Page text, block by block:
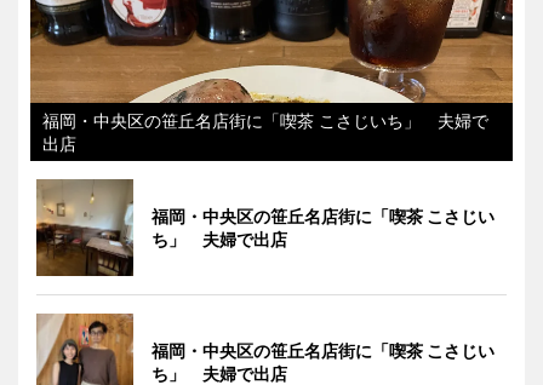
福岡・中央区の笹丘名店街に「喫茶 こさじいち」 夫婦で
出店
福岡・中央区の笹丘名店街に「喫茶 こさじい
ち」 夫婦で出店
福岡・中央区の笹丘名店街に「喫茶 こさじい
ち」 夫婦で出店